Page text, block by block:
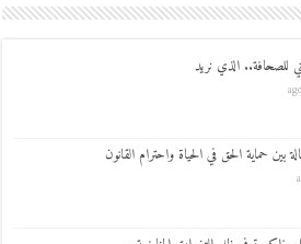
للصحافة.. الذي نريد
بين حماية الحق في الحياة واحترام القانون